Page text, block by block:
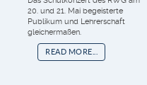
20. und 21. Mai begeisterte
Publikum und Lehrerschaft
gleichermaßen.
READ MORE...